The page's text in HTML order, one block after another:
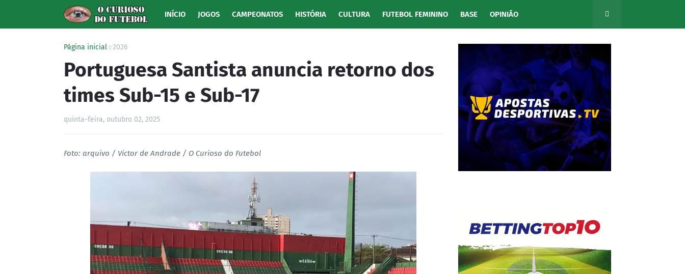
INÍCIO JOGOS CAMPEONATOS HISTÓRIA CULTURA FUTEBOL FEMININO BASE OPINIÃO
Página inicial 2026
Portuguesa Santista anuncia retorno dos
times Sub-15 e Sub-17
quinta-feira, outubro 02, 2025
Foto: arquivo / Victor de Andrade / O Curioso do Futebol